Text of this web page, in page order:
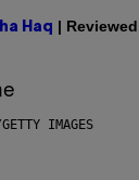
Haq |
IMAGES